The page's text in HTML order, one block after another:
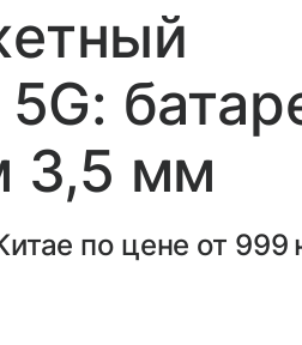
3,5 мм
по цене от 999